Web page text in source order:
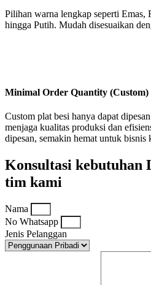
Pilihan warna lengkap seperti Emas,
hingga Putih. Mudah disesuaikan
Minimal Order Quantity (Custom)
Custom plat besi hanya dapat
menjaga kualitas produksi dan
dipesan, semakin hemat untuk bisnis
Konsultasi kebutuhan
tim kami
Nama
No Whatsapp
Jenis Pelanggan